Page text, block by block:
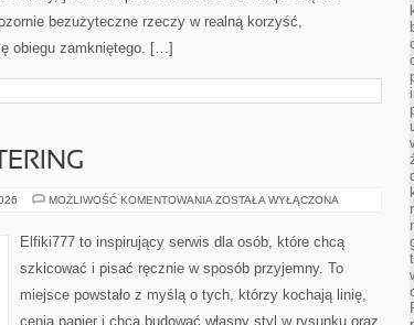
bezużyteczne rzeczy w realną korzyść,
obiegu zamkniętego. […]
MOŻLIWOŚĆ KOMENTOWANIA KALIGRAFIA
ZOSTAŁA WYŁĄCZONA
Elfiki777 to inspirujący serwis dla osób, które chcą
szkicować i pisać ręcznie w sposób przyjemny. To
miejsce powstało z myślą o tych, którzy kochają linię,
cenią papier i chcą budować własny styl w rysunku oraz